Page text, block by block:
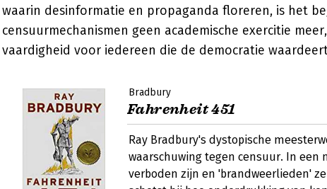
waarin desinformatie en propaganda floreren, is het
censuurmechanismen geen academische exercitie
vaardigheid voor iedereen die de democratie
Bradbury
Fahrenheit 451
Ray Bradbury's dystopische
waarschuwing tegen censuur. In een
verboden zijn en 'brandweerlieden'